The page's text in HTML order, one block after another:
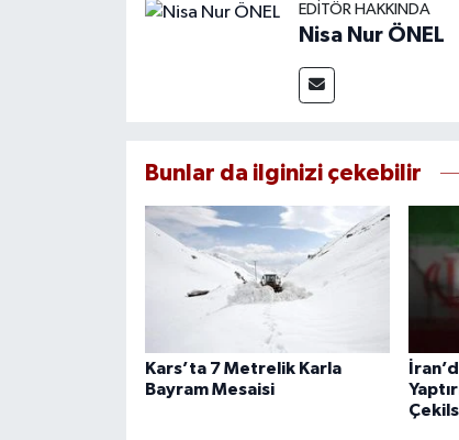
EDITÖR HAKKINDA
Nisa Nur ÖNEL
Bunlar da ilginizi çekebilir
Kars’ta 7 Metrelik Karla
Bayram Mesaisi